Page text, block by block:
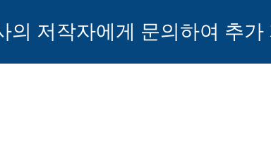
저작자에게 문의하여 추